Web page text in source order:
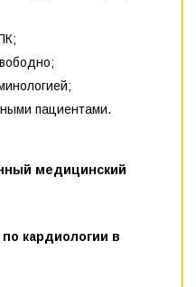
пациентами.
медицинский
кардиологии в